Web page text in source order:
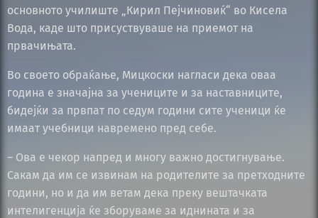
основното училиште „Кирил Пејчиновиќ“ во Кисела
Вода, каде што присуствуваше на приемот на
првачињата.
Во своето обраќање, Мицкоски нагласи дека оваа
година е значајна за учениците и за наставниците,
бидејќи за првпат по седум години сите ученици ќе
имаат учебници навремено пред себе.
– Ова е чекор напред и многу важно достигнување.
Сакам да им се извинам на родителите за претходните
години, но и да им ветам дека преку вештачката
интелигенција ќе зборуваме за иднината и за